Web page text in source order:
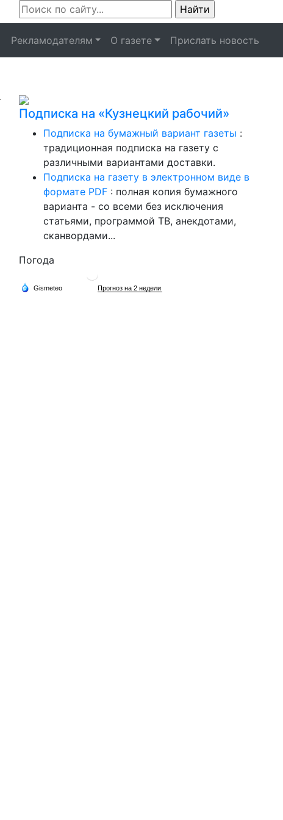
Рекламодателям О газете
Прислать новость
Подписка на «Кузнецкий рабочий»
Подписка на бумажный вариант газеты :
традиционная подписка на газету с
различными вариантами доставки.
Подписка на газету в электронном виде в
формате PDF : полная копия бумажного
варианта - со всеми без исключения
статьями, программой ТВ, анекдотами,
сканвордами...
Погода